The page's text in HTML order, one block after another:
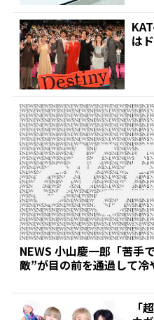
は
NEWS 小山慶一郎「苦手
敵”が目の前を通過して冷
「